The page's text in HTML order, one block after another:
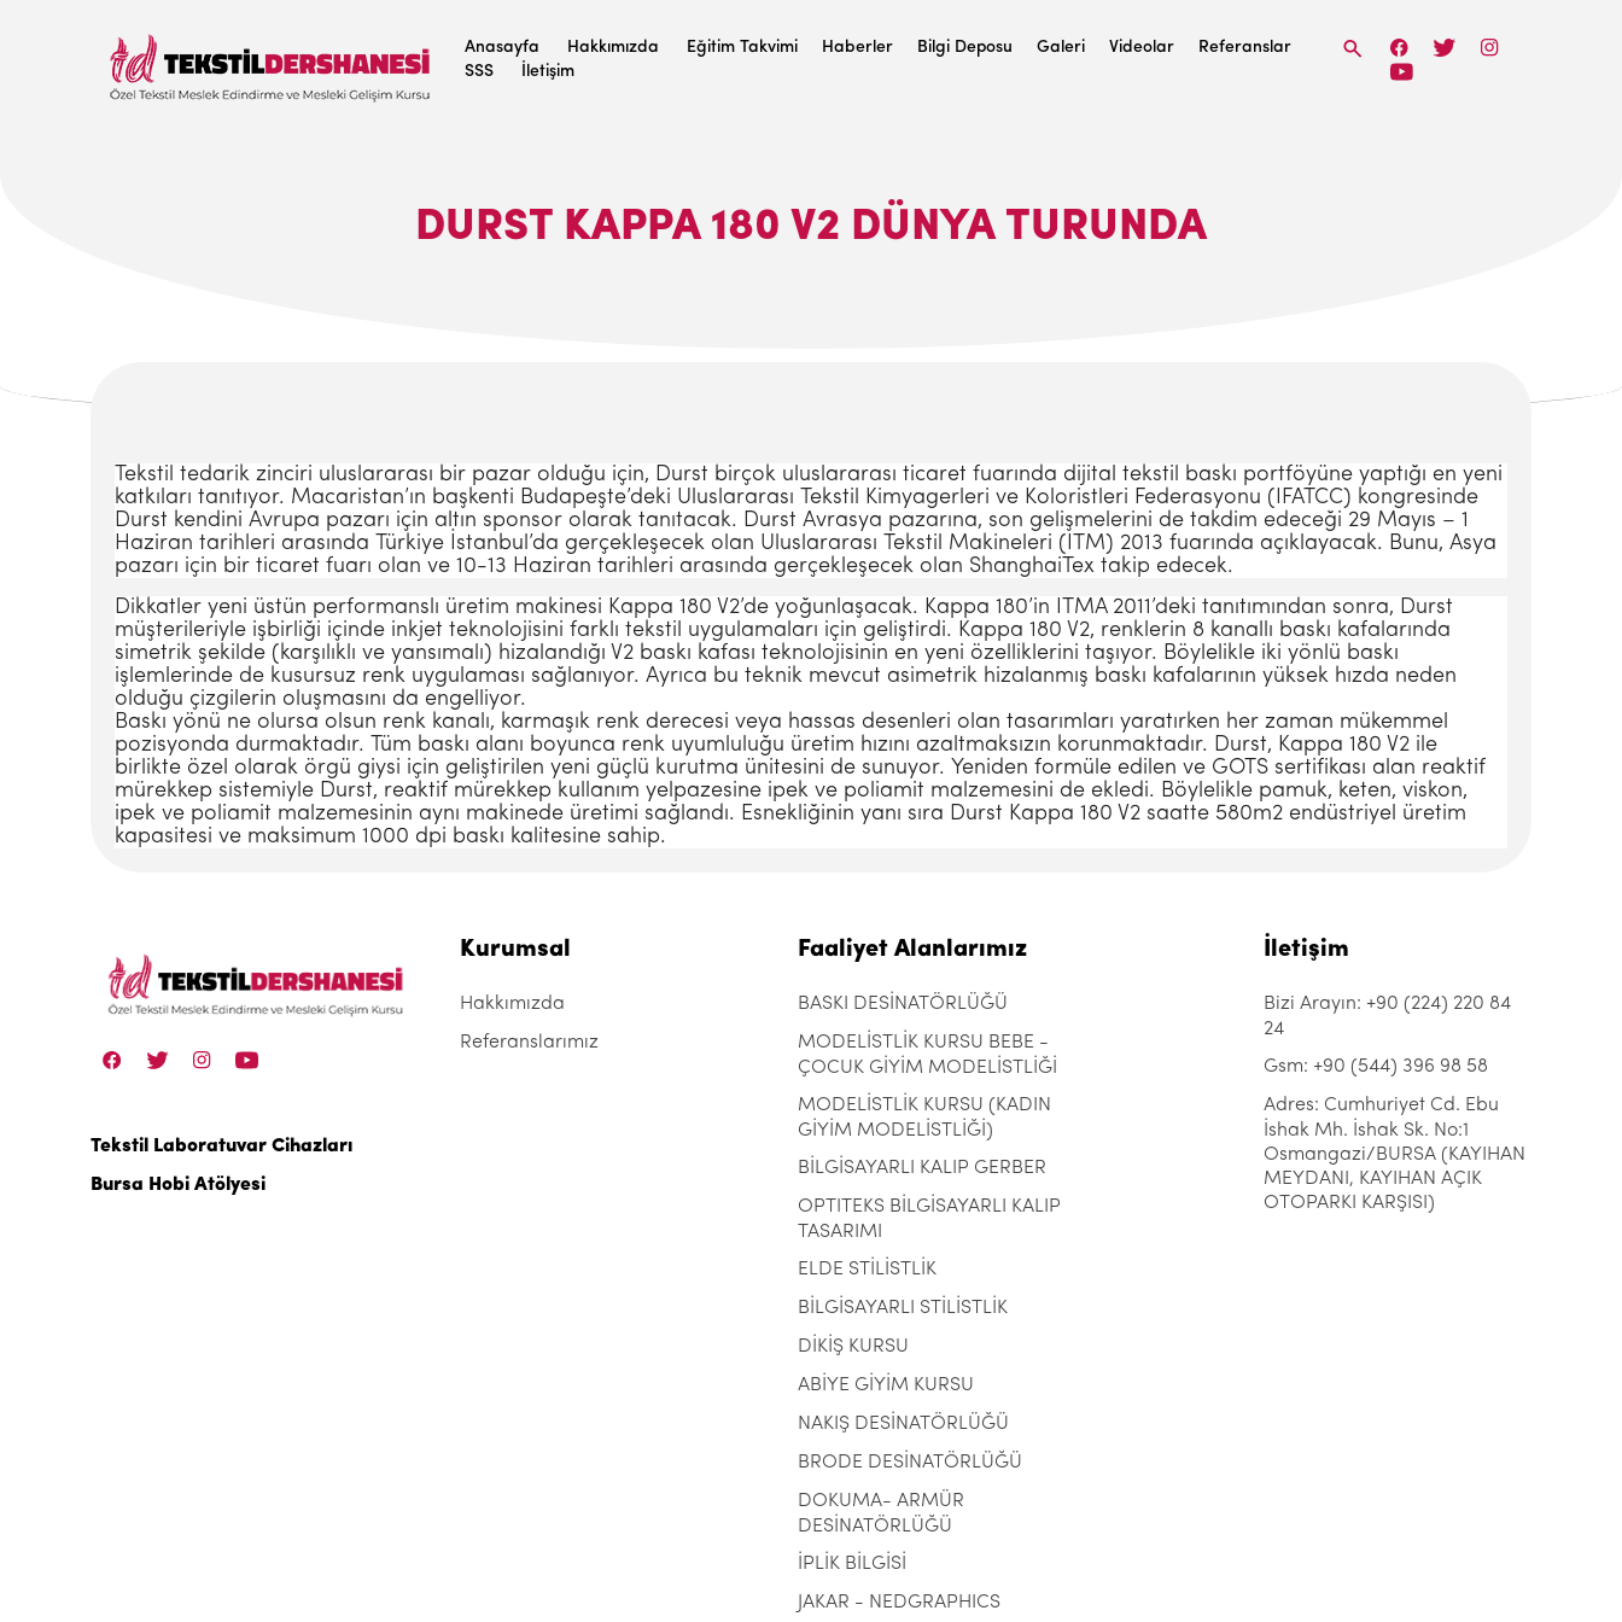
Anasayfa Hakkımızda Eğitim Takvimi Haberler Bilgi Deposu Galeri Videolar
Referanslar
SSS
İletişim
DURST KAPPA 180 V2 DÜNYA TURUNDA
Tekstil tedarik zinciri uluslararası bir pazar olduğu için, Durst birçok uluslararası ticaret fuarında dijital tekstil baskı portföyüne yaptığı en yeni
katkıları tanıtıyor. Macaristan’ın başkenti Budapeşte’deki Uluslararası Tekstil Kimyagerleri ve Koloristleri Federasyonu (IFATCC) kongresinde
Durst kendini Avrupa pazarı için altın sponsor olarak tanıtacak. Durst Avrasya pazarına, son gelişmelerini de takdim edeceği 29 Mayıs – 1
Haziran tarihleri arasında Türkiye İstanbul’da gerçekleşecek olan Uluslararası Tekstil Makineleri (ITM) 2013 fuarında açıklayacak. Bunu, Asya
pazarı için bir ticaret fuarı olan ve 10-13 Haziran tarihleri arasında gerçekleşecek olan ShanghaiTex takip edecek.
Dikkatler yeni üstün performanslı üretim makinesi Kappa 180 V2’de yoğunlaşacak. Kappa 180’in ITMA 2011’deki tanıtımından sonra, Durst
müşterileriyle işbirliği içinde inkjet teknolojisini farklı tekstil uygulamaları için geliştirdi. Kappa 180 V2, renklerin 8 kanallı baskı kafalarında
simetrik şekilde (karşılıklı ve yansımalı) hizalandığı V2 baskı kafası teknolojisinin en yeni özelliklerini taşıyor. Böylelikle iki yönlü baskı
işlemlerinde de kusursuz renk uygulaması sağlanıyor. Ayrıca bu teknik mevcut asimetrik hizalanmış baskı kafalarının yüksek hızda neden
olduğu çizgilerin oluşmasını da engelliyor.
Baskı yönü ne olursa olsun renk kanalı, karmaşık renk derecesi veya hassas desenleri olan tasarımları yaratırken her zaman mükemmel
pozisyonda durmaktadır. Tüm baskı alanı boyunca renk uyumluluğu üretim hızını azaltmaksızın korunmaktadır. Durst, Kappa 180 V2 ile
birlikte özel olarak örgü giysi için geliştirilen yeni güçlü kurutma ünitesini de sunuyor. Yeniden formüle edilen ve GOTS sertifikası alan reaktif
mürekkep sistemiyle Durst, reaktif mürekkep kullanım yelpazesine ipek ve poliamit malzemesini de ekledi. Böylelikle pamuk, keten, viskon,
ipek ve poliamit malzemesinin aynı makinede üretimi sağlandı. Esnekliğinin yanı sıra Durst Kappa 180 V2 saatte 580m2 endüstriyel üretim
kapasitesi ve maksimum 1000 dpi baskı kalitesine sahip.
Tekstil Laboratuvar Cihazları
Bursa Hobi Atölyesi
Kurumsal
Hakkımızda
Referanslarımız
Faaliyet Alanlarımız
BASKI DESİNATÖRLÜĞÜ
MODELİSTLİK KURSU BEBE -
ÇOCUK GİYİM MODELİSTLİĞİ
MODELİSTLİK KURSU (KADIN
GİYİM MODELİSTLİĞİ)
BİLGİSAYARLI KALIP GERBER
OPTITEKS BİLGİSAYARLI KALIP
TASARIMI
ELDE STİLİSTLİK
BİLGİSAYARLI STİLİSTLİK
DİKİŞ KURSU
ABİYE GİYİM KURSU
NAKIŞ DESİNATÖRLÜĞÜ
BRODE DESİNATÖRLÜĞÜ
DOKUMA- ARMÜR
DESİNATÖRLÜĞÜ
İPLİK BİLGİSİ
JAKAR - NEDGRAPHICS
İletişim
Bizi Arayın: +90 (224) 220 84
24
Gsm: +90 (544) 396 98 58
Adres: Cumhuriyet Cd. Ebu
İshak Mh. İshak Sk. No:1
Osmangazi/BURSA (KAYIHAN
MEYDANI, KAYIHAN AÇIK
OTOPARKI KARŞISI)